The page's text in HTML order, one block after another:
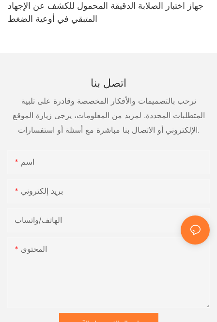
جهاز اختبار الصلابة الدقيقة المحمول للكشف عن الإجهاد
المتبقي في أوعية الضغط
اتصل بنا
نرحب بالتصميمات والأفكار المخصصة وقادرة على تلبية
المتطلبات المحددة. لمزيد من المعلومات، يرجى زيارة الموقع
الإلكتروني أو الاتصال بنا مباشرة مع أسئلة أو استفسارات.
اسم
بريد إلكتروني
الهاتف/واتساب
المحتوى